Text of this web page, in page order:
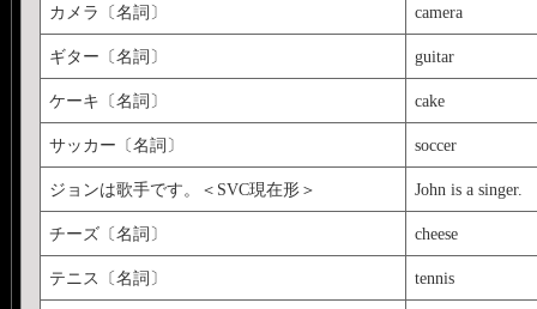
カメラ〔名詞〕 camera
ギター〔名詞〕 guitar
ケーキ〔名詞〕 cake
サッカー〔名詞〕 soccer
ジョンは歌手です。＜SVC現在形＞ John is a singer.
チーズ〔名詞〕 cheese
テニス〔名詞〕 tennis